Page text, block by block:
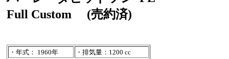
Full Custom
(売約済)
・年式： 1960年
・排気量：1200 cc